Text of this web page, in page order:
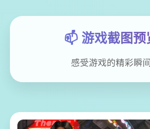
📫 游戏截图预
感受游戏的精彩瞬间